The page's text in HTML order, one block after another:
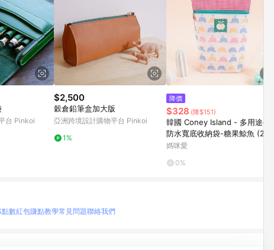
台 Pinkoi
$2,500
穀倉鉛筆盒加大版
亞洲跨境設計購物平台 Pinkoi
1%
降價
$328 (降$151)
韓國 Coney Island - 多用途手提
防水寬底收納袋-糖果鯨魚 (20.5
X25X7cm)
媽咪愛
0%
點數紅包賺點教學常見問題聯絡我們